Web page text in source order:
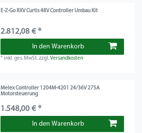
E-Z-Go RXV Curtis 48V Controller Umbau Kit
2.812,08 € *
In den Warenkorb
*inkl. ges. MwSt.zzgl.Versandkosten
Melex Controller 1204M-4201 24/36V 275A
Motorsteuerung
1.548,00 € *
In den Warenkorb